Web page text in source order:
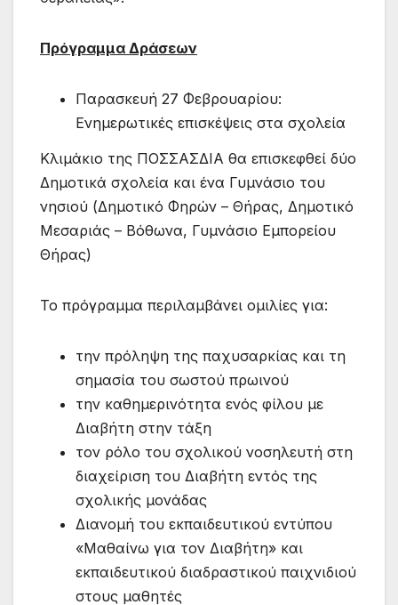
Πρόγραμμα Δράσεων
Παρασκευή 27 Φεβρουαρίου:
Ενημερωτικές επισκέψεις στα σχολεία
Κλιμάκιο της ΠΟΣΣΑΣΔΙΑ θα επισκεφθεί δύο
Δημοτικά σχολεία και ένα Γυμνάσιο του
νησιού (Δημοτικό Φηρών – Θήρας, Δημοτικό
Μεσαριάς – Βόθωνα, Γυμνάσιο Εμπορείου
Θήρας)
Το πρόγραμμα περιλαμβάνει ομιλίες για:
την πρόληψη της παχυσαρκίας και τη
σημασία του σωστού πρωινού
την καθημερινότητα ενός φίλου με
Διαβήτη στην τάξη
τον ρόλο του σχολικού νοσηλευτή στη
διαχείριση του Διαβήτη εντός της
σχολικής μονάδας
Διανομή του εκπαιδευτικού εντύπου
«Μαθαίνω για τον Διαβήτη» και
εκπαιδευτικού διαδραστικού παιχνιδιού
στους μαθητές